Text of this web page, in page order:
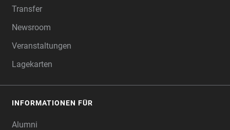
Transfer
Newsroom
Veranstaltungen
Lagekarten
INFORMATIONEN FÜR
Alumni